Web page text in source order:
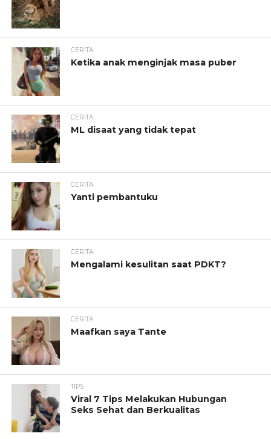
CERITA
Ketika anak menginjak masa puber
CERITA
ML disaat yang tidak tepat
CERITA
Yanti pembantuku
CERITA
Mengalami kesulitan saat PDKT?
CERITA
Maafkan saya Tante
TIPS
Viral 7 Tips Melakukan Hubungan
Seks Sehat dan Berkualitas